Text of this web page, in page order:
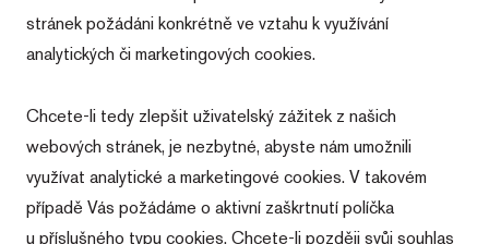
stránek požádáni konkrétně ve vztahu k využívání
analytických či marketingových cookies.
Chcete-li tedy zlepšit uživatelský zážitek z našich
webových stránek, je nezbytné, abyste nám umožnili
využívat analytické a marketingové cookies. V takovém
případě Vás požádáme o aktivní zaškrtnutí políčka
u příslušného typu cookies. Chcete-li později svůj souhlas